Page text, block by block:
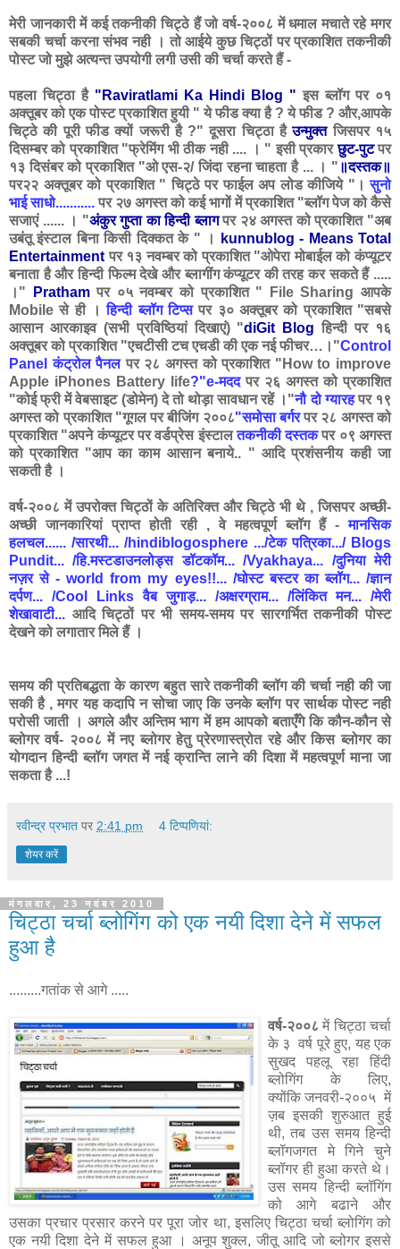
मेरी जानकारी में कई तकनीकी चिट्ठे हैं जो वर्ष-२००८ में धमाल मचाते रहे मगर
सबकी चर्चा करना संभव नही । तो आईये कुछ चिट्ठों पर प्रकाशित तकनीकी
पोस्ट जो मुझे अत्यन्त उपयोगी लगी उसी की चर्चा करते हैं -
पहला चिट्ठा है "Raviratlami Ka Hindi Blog " इस ब्लॉग पर ०१
अक्तूबर को एक पोस्ट प्रकाशित हुयी " ये फीड क्या है ? ये फीड ? और,आपके
चिट्ठे की पूरी फीड क्यों जरूरी है ?" दूसरा चिट्ठा हैउन्मुक्तजिसपर १५
दिसम्बर को प्रकाशित "फ्रेमिंग भी ठीक नही .... । " इसी प्रकारछुट-पुटपर
१३ दिसंबर को प्रकाशित "ओ एस-२/ जिंदा रहना चाहता है ... । " ॥दस्तक॥
पर२२ अक्तूबर को प्रकाशित " चिट्ठे पर फाईल अप लोड कीजिये "।सुनो
भाई साधो...........पर २७ अगस्त को कई भागों में प्रकाशित "ब्लॉग पेज को कैसे
सजाएं ...... । "अंकुर गुप्ता का हिन्दी ब्लागपर २४ अगस्त को प्रकाशित "अब
उबंतू इंस्टाल बिना किसी दिक्कत के " ।
kunnublog - Means Total
Entertainment पर १३ नवम्बर को प्रकाशित "ओपेरा मोबाईल को कंप्यूटर
बनाता है और हिन्दी फिल्म देखे और ब्लागींग कंप्यूटर की तरह कर सकते हैं .....
।"
Prathamपर ०५ नवम्बर को प्रकाशित " File Sharing आपके
Mobile से ही ।हिन्दी ब्लॉग टिप्सपर ३० अक्तूबर को प्रकाशित "सबसे
आसान आरकाइव (सभी प्रविष्ठियां दिखाएं) "diGit Blog हिन्दी पर १६
अक्तूबर को प्रकाशित "एचटीसी टच एचडी की एक नई फीचर…।"Control
Panel कंट्रोल पैनलपर २८ अगस्त को प्रकाशित "How to improve
Apple iPhones Battery life?"e-मददपर २६ अगस्त को प्रकाशित
"कोई फ्री में वेबसाइट (डोमेन) दे तो थोड़ा सावधान रहें ।"नौ दो ग्यारहपर १९
अगस्त को प्रकाशित "गूगल पर बीजिंग २००८"समोसा बर्गरपर २८ अगस्त को
प्रकाशित "अपने कंप्यूटर पर वर्डप्रेस इंस्टालतकनीकी दस्तकपर ०९ अगस्त
को प्रकाशित "आप का काम आसान बनाये.. " आदि प्रशंसनीय कही जा
सकती है ।
वर्ष-२००८ में उपरोक्त चिट्ठों के अतिरिक्त और चिट्ठे भी थे , जिसपर अच्छी-
अच्छी जानकारियां प्राप्त होती रही , वे महत्वपूर्ण ब्लॉग हैं - मानसिक
हलचल...... /सारथी... /hindiblogosphere .../टेक पत्रिका.../ Blogs
Pundit... /हि.मस्टडाउनलोड्स डॉटकॉम... /Vyakhaya... /दुनिया मेरी
नज़र से - world from my eyes!!... /घोस्ट बस्टर का ब्लॉग... /ज्ञान
दर्पण... /Cool Links वैब जुगाड़... /अक्षरग्राम... /लिंकित मन... /मेरी
शेखावाटी... आदि चिट्ठों पर भी समय-समय पर सारगर्भित तकनीकी पोस्ट
देखने को लगातार मिले हैं ।
समय की प्रतिबद्धता के कारण बहुत सारे तकनीकी ब्लॉग की चर्चा नही की जा
सकी है , मगर यह कदापि न सोचा जाए कि उनके ब्लॉग पर सार्थक पोस्ट नही
परोसी जाती । अगले और अन्तिम भाग में हम आपको बताएँगे कि कौन-कौन से
ब्लोगर वर्ष- २००८ में नए ब्लोगर हेतु प्रेरणास्त्रोत रहे और किस ब्लोगर का
योगदान हिन्दी ब्लॉग जगत में नई क्रान्ति लाने की दिशा में महत्वपूर्ण माना जा
सकता है ...!
रवीन्द्र प्रभात पर 2:41 pm 4 टिप्‍पणियां:
शेयर करें
मंगलवार, 23 नवंबर 2010
चिट्ठा चर्चा ब्लोगिंग को एक नयी दिशा देने में सफल
हुआ है
.........गतांक से आगे .....
वर्ष-२००८ में चिट्ठा चर्चा
के ३ वर्ष पूरे हुए, यह एक
सुखद पहलू रहा हिंदी
ब्लोगिंग के लिए,
क्योंकि जनवरी-२००५ में
ज़ब इसकी शुरुआत हुई
थी, तब उस समय हिन्दी
ब्लॉगजगत मे गिने चुने
ब्लॉगर ही हुआ करते थे।
उस समय हिन्दी ब्लॉगिंग
को आगे बढाने और
उसका प्रचार प्रसार करने पर पूरा जोर था, इसलिए चिट्ठा चर्चा ब्लोगिंग को
एक नयी दिशा देने में सफल हुआ । अनूप शुक्ल, जीतू आदि जो ब्लोगर इससे